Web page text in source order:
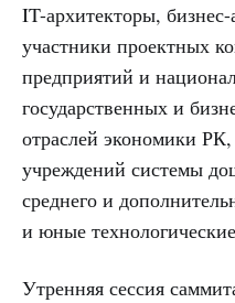
IT-архитекторы,
участники проектных
предприятий и
государственных и
отраслей экономики
учреждений системы
среднего и
и юные
Утренняя сессия